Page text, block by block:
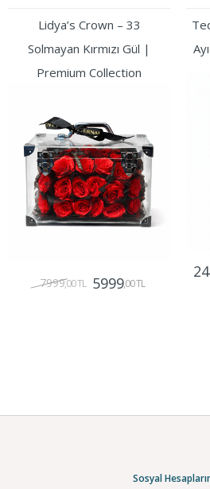
Lidya’s Crown – 33
Solmayan Kırmızı Gül |
Premium Collection
7999,00 TL 5999,00 TL
Sosyal